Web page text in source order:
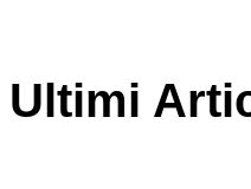
Ultimi